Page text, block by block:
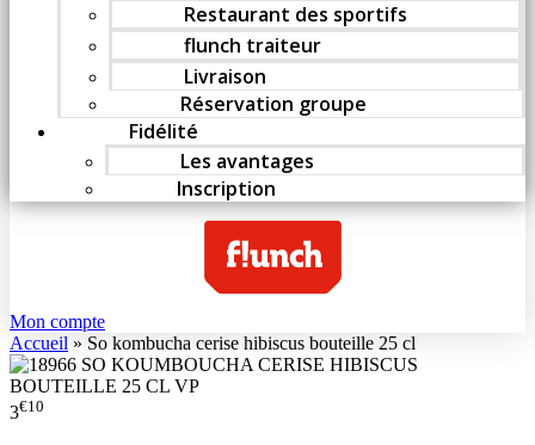
Restaurant des sportifs
flunch traiteur
Livraison
Réservation groupe
Fidélité
Les avantages
Inscription
Mon compte
Accueil » So kombucha cerise hibiscus bouteille 25 cl
3€10